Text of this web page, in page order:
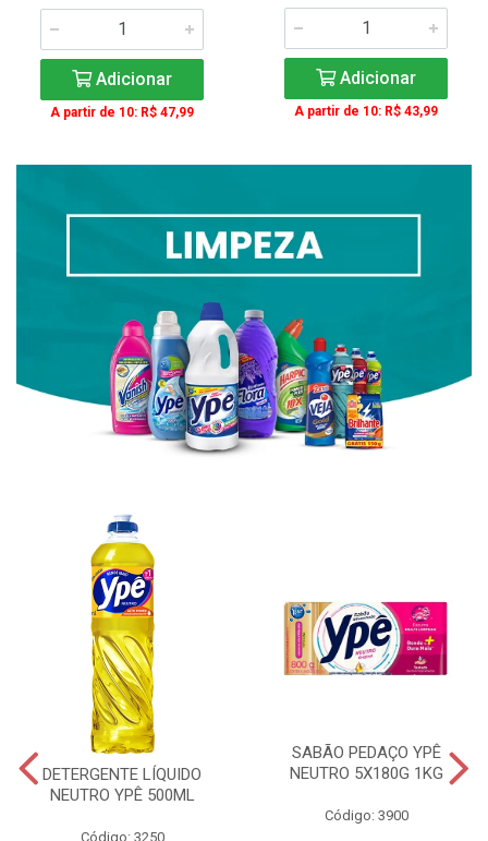
Adicionar
A partir de 10: R$ 47,99
Adicionar
A partir de 10: R$ 43,99
DETERGENTE LÍQUIDO
NEUTRO YPÊ 500ML
Código: 3250
SABÃO PEDAÇO YPÊ
NEUTRO 5X180G 1KG
Código: 3900